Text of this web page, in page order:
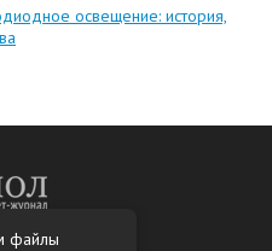
освещение: история,
файлы